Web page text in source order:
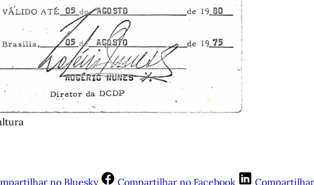
no Bluesky Compartilhar no Facebook